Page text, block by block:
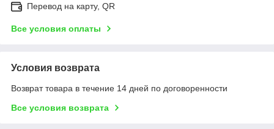
Перевод на карту, QR
Все условия оплаты
Условия возврата
Возврат товара в течение 14 дней по договоренности
Все условия возврата